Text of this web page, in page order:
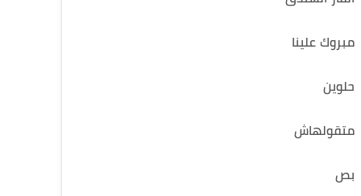
مبروك علينا
حلوين
متقولهاش
بص